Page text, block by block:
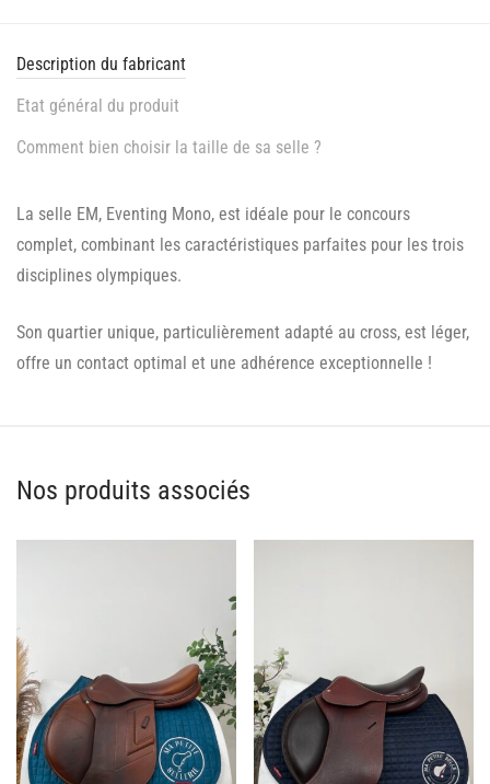
Description du fabricant
Etat général du produit
Comment bien choisir la taille de sa selle ?
La selle EM, Eventing Mono, est idéale pour le concours
complet, combinant les caractéristiques parfaites pour les trois
disciplines olympiques.
Son quartier unique, particulièrement adapté au cross, est léger,
offre un contact optimal et une adhérence exceptionnelle !
Nos produits associés